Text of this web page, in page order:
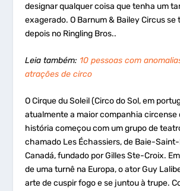
designar qualquer coisa que tenha um
exagerado. O Barnum & Bailey Circus
depois no Ringling Bros..
Leia também: 10 pessoas com
atrações de circo
O Cirque du Soleil (Circo do Sol, em
atualmente a maior companhia circense
história começou com um grupo de
chamado Les Échassiers, de Baie-
Canadá, fundado por Gilles Ste-Croix.
de uma turnê na Europa, o ator Guy
arte de cuspir fogo e se juntou à trupe.